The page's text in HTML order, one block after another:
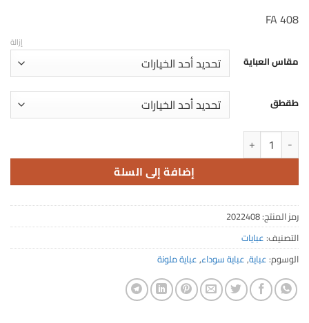
FA 408
مقاس العباية
طقطق
إزالة
كمية FA 408
إضافة إلى السلة
رمز المنتج:2022408
التصنيف:عبايات
الوسوم:عباية,عباية سوداء,عباية ملونة